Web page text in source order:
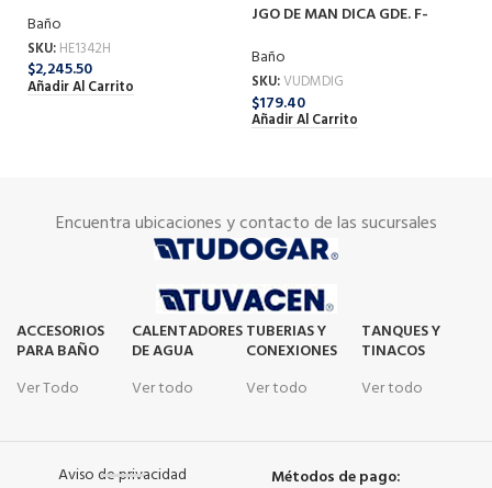
Baño
SKU: HE1342H
$2,245.50
Añadir Al Carrito
JGO DE MAN DICA GDE. F-
Baño
SKU:VUDMDIG
$179.40
Añadir Al Carrito
Encuentra ubicaciones y contacto de las sucursales
ACCESORIOS
PARA BAÑO
Ver Todo
CALENTADORES
DE AGUA
Ver todo
TUBERIAS Y
CONEXIONES
Ver todo
TANQUES Y
TINACOS
Ver todo
Aviso de privacidad Métodos de pago: